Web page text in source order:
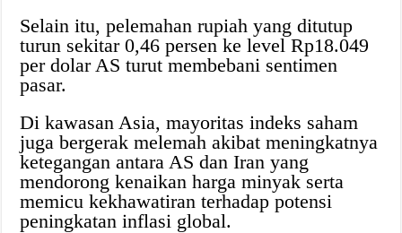
Selain itu, pelemahan rupiah yang ditutup
turun sekitar 0,46 persen ke level Rp18.049
per dolar AS turut membebani sentimen
pasar.
Di kawasan Asia, mayoritas indeks saham
juga bergerak melemah akibat meningkatnya
ketegangan antara AS dan Iran yang
mendorong kenaikan harga minyak serta
memicu kekhawatiran terhadap potensi
peningkatan inflasi global.